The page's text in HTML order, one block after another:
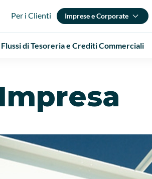
Per i Clienti Imprese e Corporate
Flussi di Tesoreria e Crediti Commerciali